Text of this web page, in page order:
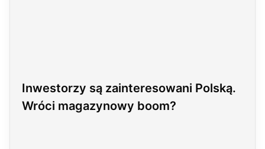
Inwestorzy są zainteresowani Polską.
Wróci magazynowy boom?